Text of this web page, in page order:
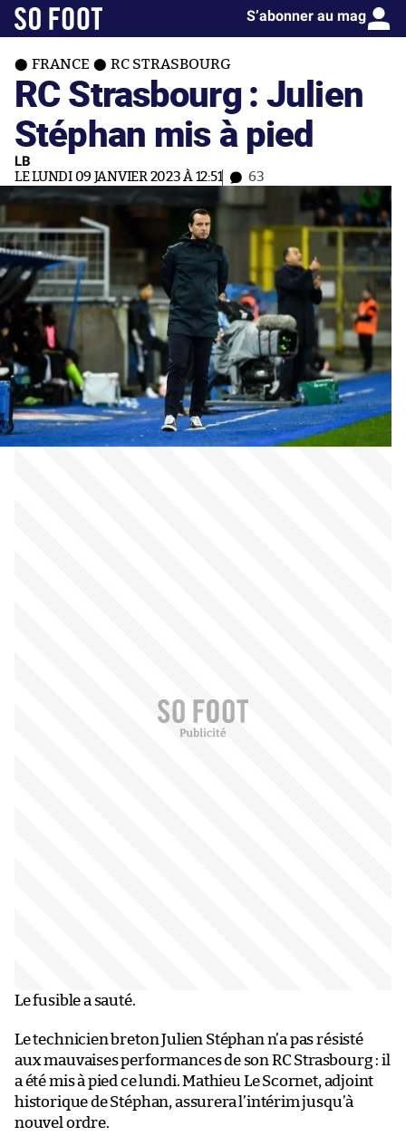
S’abonner au mag
FRANCE RC STRASBOURG
RC Strasbourg : Julien
Stéphan mis à pied
LB
LE LUNDI 09 JANVIER 2023 À 12:51 63
Le fusible a sauté.
Le technicien breton Julien Stéphan n’a pas résisté
aux mauvaises performances de son RC Strasbourg : il
a été mis à pied ce lundi. Mathieu Le Scornet, adjoint
historique de Stéphan, assurera l’intérim jusqu’à
nouvel ordre.